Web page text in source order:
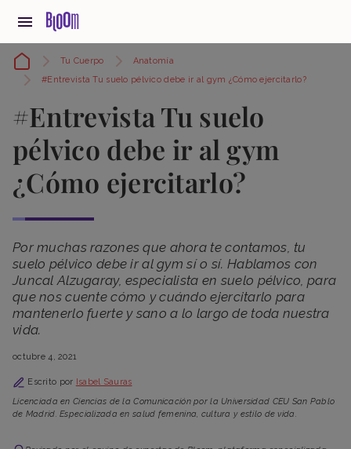
Tu Cuerpo
Anatomía
#Entrevista Tu suelo pélvico debe ir al gym ¿Cómo ejercitarlo?
#Entrevista Tu suelo
pélvico debe ir al gym
¿Cómo ejercitarlo?
Por muchas razones que ahora te contamos, tu
suelo pélvico debe ir al gym sí o sí. Hablamos con
Juncal Alzugaray, especialista en suelo pélvico, para
que nos cuente cómo y cuándo ejercitarlo para
mantenerlo fuerte y sano a lo largo de toda nuestra
vida.
octubre 4, 2021
Escrito por
Isabel Sauras
Licenciada en Ciencias de la Comunicación por la Universidad CEU San Pablo
de Madrid. Especializada en salud femenina, cultura y estilo de vida.